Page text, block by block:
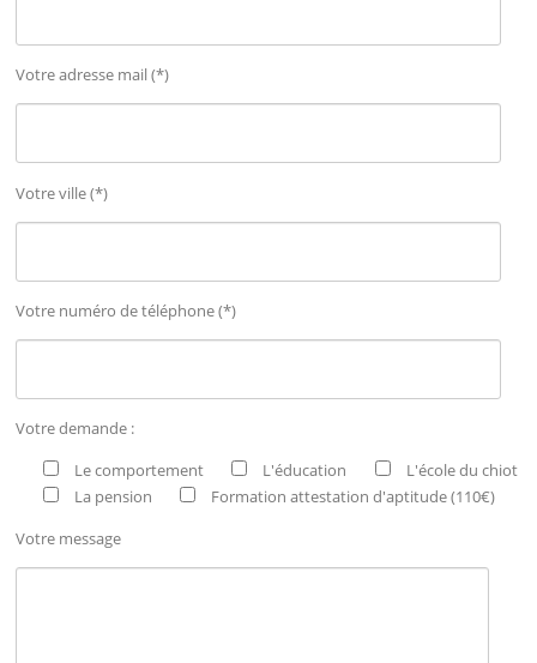
Votre adresse mail (*)
Votre ville (*)
Votre numéro de téléphone (*)
Votre demande :
Le comportement
L'éducation
L'école du chiot
La pension
Formation attestation d'aptitude (110€)
Votre message